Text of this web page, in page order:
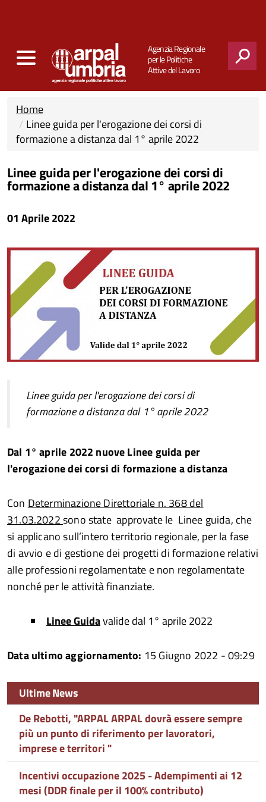
Agenzia Regionale
per le Politiche
Attive del Lavoro
Home
Linee guida per l'erogazione dei corsi di
formazione a distanza dal 1° aprile 2022
Linee guida per l'erogazione dei corsi di
formazione a distanza dal 1° aprile 2022
01 Aprile 2022
Linee guida per l'erogazione dei corsi di
formazione a distanza dal 1° aprile 2022
Dal 1° aprile 2022 nuove Linee guida per
l'erogazione dei corsi di formazione a distanza
Con Determinazione Direttoriale n. 368 del
31.03.2022sono state approvate le Linee guida, che
si applicano sull’intero territorio regionale, per la fase
di avvio e di gestione dei progetti di formazione relativi
alle professioni regolamentate e non regolamentate
nonché per le attività finanziate.
Linee Guidavalide dal 1° aprile 2022
Data ultimo aggiornamento: 15 Giugno 2022 - 09:29
Ultime News
De Rebotti, "ARPAL ARPAL dovrà essere sempre
più un punto di riferimento per lavoratori,
imprese e territori "
Incentivi occupazione 2025 - Adempimenti ai 12
mesi (DDR finale per il 100% contributo)